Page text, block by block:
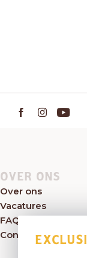
OVER ONS
Over ons
Vacatures
FAQ
Contact